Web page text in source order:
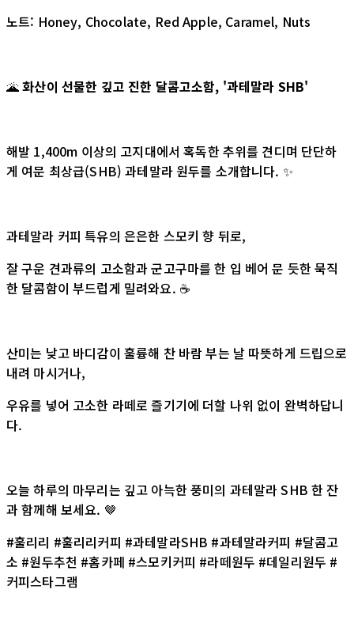
노트: Honey, Chocolate, Red Apple, Caramel, Nuts
🌋화산이 선물한 깊고 진한 달콤고소함, '과테말라 SHB'
해발 1,400m 이상의 고지대에서 혹독한 추위를 견디며 단단하
게 여문 최상급(SHB) 과테말라 원두를 소개합니다. ✨
과테말라 커피 특유의 은은한 스모키 향 뒤로,
잘 구운 견과류의 고소함과 군고구마를 한 입 베어 문 듯한 묵직
한 달콤함이 부드럽게 밀려와요. ☕️
산미는 낮고 바디감이 훌륭해 찬 바람 부는 날 따뜻하게 드립으로
내려 마시거나,
우유를 넣어 고소한 라떼로 즐기기에 더할 나위 없이 완벽하답니
다.
오늘 하루의 마무리는 깊고 아늑한 풍미의 과테말라 SHB 한 잔
과 함께해 보세요. 🤎
#훌리리 #훌리리커피 #과테말라SHB #과테말라커피 #달콤고
소 #원두추천 #홈카페 #스모키커피 #라떼원두 #데일리원두 #
커피스타그램